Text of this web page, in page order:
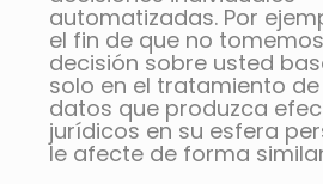
automatizadas. Por
el fin de que no
decisión sobre usted
solo en el tratamiento de
datos que produzca
jurídicos en su esfera
le afecte de forma